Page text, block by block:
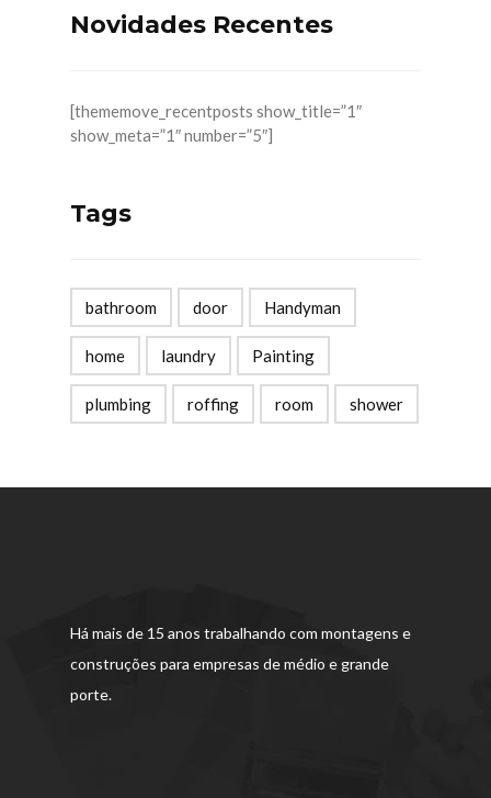
Novidades Recentes
[thememove_recentposts show_title=”1″
show_meta=”1″ number=”5″]
Tags
bathroom door Handyman
home laundry Painting
plumbing roffing room shower
Há mais de 15 anos trabalhando com montagens e
construções para empresas de médio e grande
porte.